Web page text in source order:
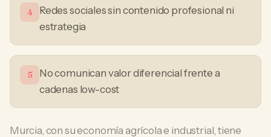
4
Redes sociales sin contenido profesional ni
estrategia
5
No comunican valor diferencial frente a
cadenas low-cost
Murcia, con su economía agrícola e industrial, tiene